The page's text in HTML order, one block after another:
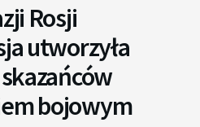
Rosji
utworzyła
bojowym